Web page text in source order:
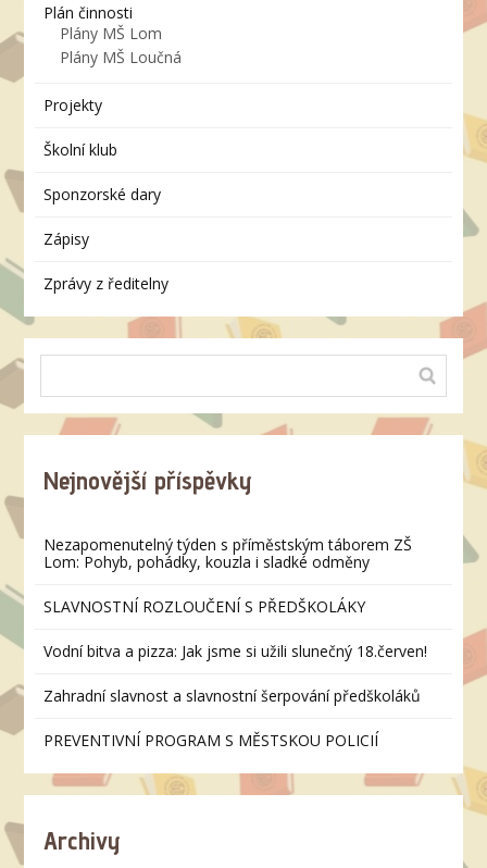
Plán činnosti
Plány MŠ Lom
Plány MŠ Loučná
Projekty
Školní klub
Sponzorské dary
Zápisy
Zprávy z ředitelny
Nejnovější příspěvky
Nezapomenutelný týden s příměstským táborem ZŠ
Lom: Pohyb, pohádky, kouzla i sladké odměny
SLAVNOSTNÍ ROZLOUČENÍ S PŘEDŠKOLÁKY
Vodní bitva a pizza: Jak jsme si užili slunečný 18.červen!
Zahradní slavnost a slavnostní šerpování předškoláků
PREVENTIVNÍ PROGRAM S MĚSTSKOU POLICIÍ
Archivy